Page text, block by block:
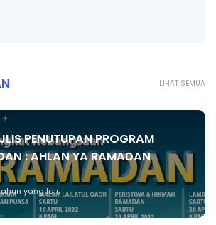
LIHAT SEMUA
PENUTUPAN PROGRAM
: AHLAN YA RAMADAN
yang lalu